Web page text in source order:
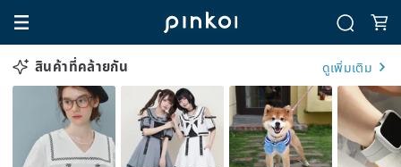
สินค้าที่คล้ายกัน ดูเพิ่มเติม